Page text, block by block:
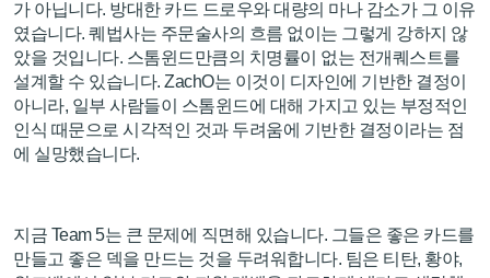
가 아닙니다. 방대한 카드 드로우와 대량의 마나 감소가 그 이유
였습니다. 퀘법사는 주문술사의 흐름 없이는 그렇게 강하지 않
았을 것입니다. 스톰윈드만큼의 치명률이 없는 전개퀘스트를
설계할 수 있습니다. ZachO는 이것이 디자인에 기반한 결정이
아니라, 일부 사람들이 스톰윈드에 대해 가지고 있는 부정적인
인식 때문으로 시각적인 것과 두려움에 기반한 결정이라는 점
에 실망했습니다.
지금 Team 5는 큰 문제에 직면해 있습니다. 그들은 좋은 카드를
만들고 좋은 덱을 만드는 것을 두려워합니다. 팀은 티탄, 황야,